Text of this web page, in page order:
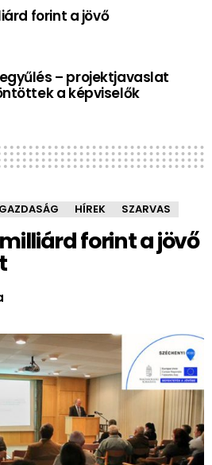
forint a jövő
– projektjavaslat
a képviselők
GAZDASÁG HÍREK SZARVAS
forint a jövő